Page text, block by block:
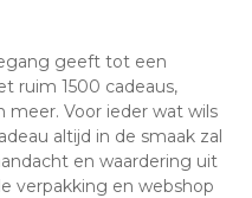
geeft tot een
ruim 1500 cadeaus,
meer. Voor ieder wat wils
altijd in de smaak zal
en waardering uit
verpakking en webshop